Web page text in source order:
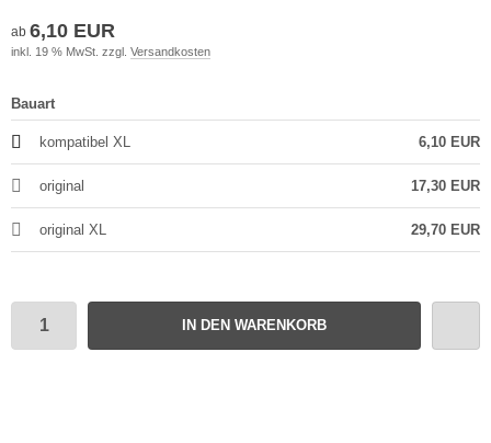
ab 6,10 EUR
inkl. 19 % MwSt. zzgl. Versandkosten
Bauart
kompatibel XL 6,10 EUR
original 17,30 EUR
original XL 29,70 EUR
IN DEN WARENKORB